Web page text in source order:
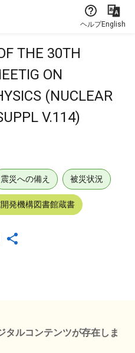
ヘルプEnglish
THE 30TH
ON
(NUCLEAR
V.114)
震災への備え 被災状況
発機構図書館蔵書
タルコンテンツが存在しま